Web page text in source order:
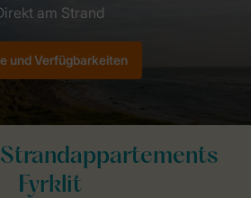
und Verfügbarkeiten
Fyrklit